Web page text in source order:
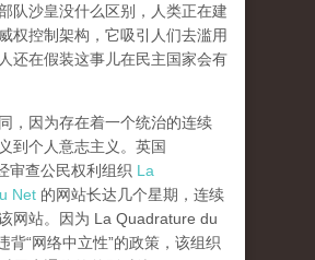
队沙皇没什么区别，人类正在建
权控制架构，它吸引人们去滥用
还在假装这事儿在民主国家会有
，因为存在着一个统治的连续
到个人意志主义。英国
审查公民权利组织 La
Net 的网站长达几个星期，连续
网站。因为 La Quadrature du
背“网络中立性”的政策，该组织